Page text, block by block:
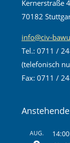
Kernerstraße
70182
info@civ-
Tel.: 0711 /
(telefonisch
Fax: 0711 /
AUG. 14:00